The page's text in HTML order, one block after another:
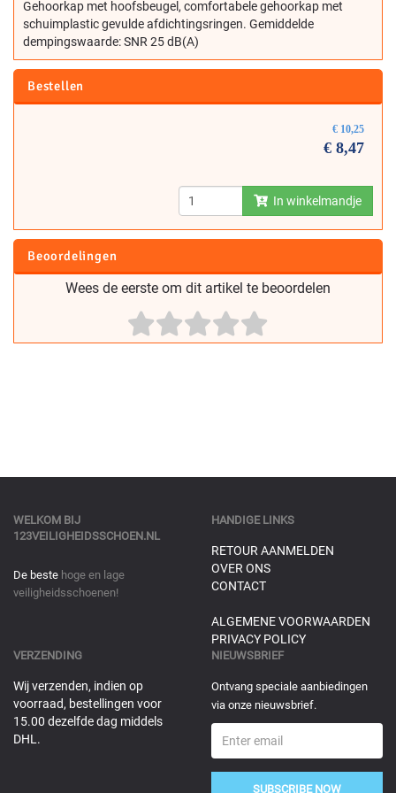
Gehoorkap met hoofsbeugel, comfortabele gehoorkap met
schuimplastic gevulde afdichtingsringen. Gemiddelde
dempingswaarde: SNR 25 dB(A)
Bestellen
€ 10,25
€ 8,47
In winkelmandje
Beoordelingen
Wees de eerste om dit artikel te beoordelen
WELKOM BIJ
123VEILIGHEIDSSCHOEN.NL
De beste hoge en lage
veiligheidsschoenen!
HANDIGE LINKS
RETOUR AANMELDEN
OVER ONS
CONTACT
ALGEMENE VOORWAARDEN
PRIVACY POLICY
VERZENDING
Wij verzenden, indien op
voorraad, bestellingen voor
15.00 dezelfde dag middels
DHL.
NIEUWSBRIEF
Ontvang speciale aanbiedingen
via onze nieuwsbrief.
SUBSCRIBE NOW